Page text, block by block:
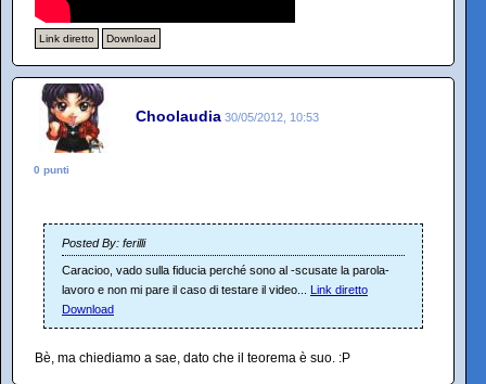
Link diretto Download
Choolaudia 30/05/2012, 10:53
0 punti
Posted By: ferilli
Caracioo, vado sulla fiducia perché sono al -scusate la parola-
lavoro e non mi pare il caso di testare il video... Link diretto
Download
Bè, ma chiediamo a sae, dato che il teorema è suo. :P